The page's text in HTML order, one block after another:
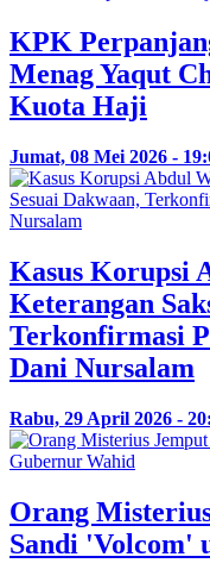
KPK
Menag Yaqut
Kuota Haji
Jumat, 08 Mei 2026 -
Kasus Korupsi
Keterangan
Terkonfirmasi
Dani Nursalam
Rabu, 29 April 2026 -
Orang
Sandi 'Volcom'